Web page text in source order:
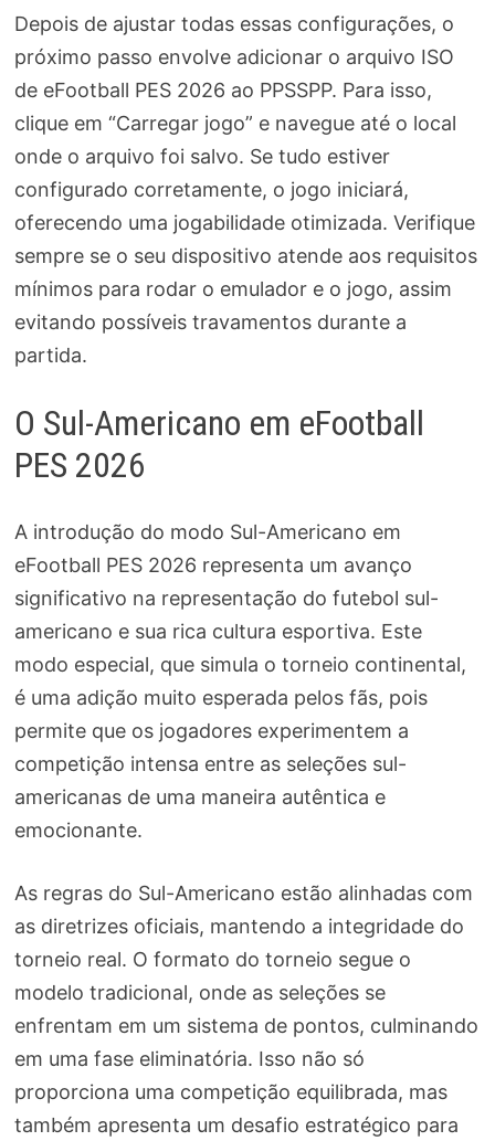
Depois de ajustar todas essas configurações, o
próximo passo envolve adicionar o arquivo ISO
de eFootball PES 2026 ao PPSSPP. Para isso,
clique em “Carregar jogo” e navegue até o local
onde o arquivo foi salvo. Se tudo estiver
configurado corretamente, o jogo iniciará,
oferecendo uma jogabilidade otimizada. Verifique
sempre se o seu dispositivo atende aos requisitos
mínimos para rodar o emulador e o jogo, assim
evitando possíveis travamentos durante a
partida.
O Sul-Americano em eFootball
PES 2026
A introdução do modo Sul-Americano em
eFootball PES 2026 representa um avanço
significativo na representação do futebol sul-
americano e sua rica cultura esportiva. Este
modo especial, que simula o torneio continental,
é uma adição muito esperada pelos fãs, pois
permite que os jogadores experimentem a
competição intensa entre as seleções sul-
americanas de uma maneira autêntica e
emocionante.
As regras do Sul-Americano estão alinhadas com
as diretrizes oficiais, mantendo a integridade do
torneio real. O formato do torneio segue o
modelo tradicional, onde as seleções se
enfrentam em um sistema de pontos, culminando
em uma fase eliminatória. Isso não só
proporciona uma competição equilibrada, mas
também apresenta um desafio estratégico para